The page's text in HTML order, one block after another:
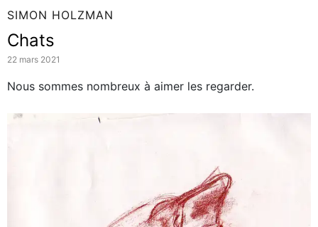
SIMON HOLZMAN
Chats
22 mars 2021
Nous sommes nombreux à aimer les regarder.